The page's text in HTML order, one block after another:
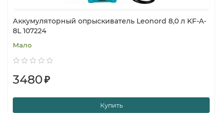
Аккумуляторный опрыскиватель Leonord 8,0 л KF-A-
8L 107224
Мало
3480₽
Купить